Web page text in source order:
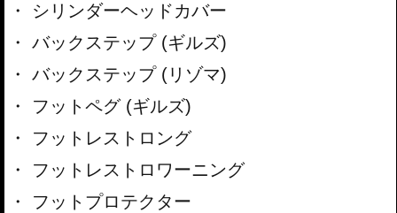
シリンダーヘッドカバー
バックステップ (ギルズ)
バックステップ (リゾマ)
フットペグ (ギルズ)
フットレストロング
フットレストロワーニング
フットプロテクター